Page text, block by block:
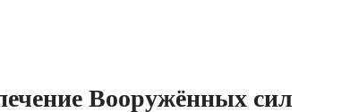
Вооружённых сил